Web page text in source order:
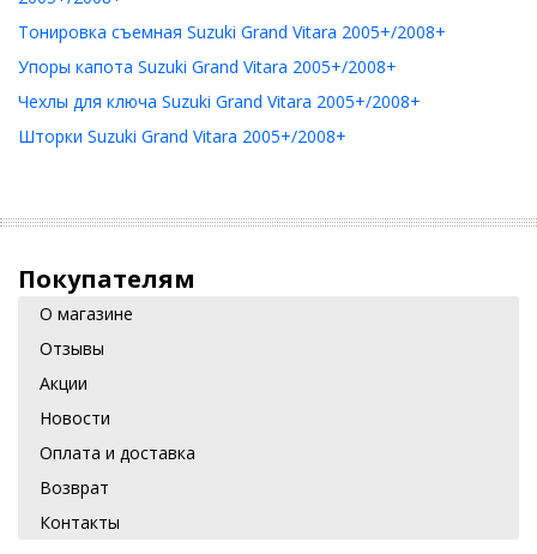
Тонировка съемная Suzuki Grand Vitara 2005+/2008+
Упоры капота Suzuki Grand Vitara 2005+/2008+
Чехлы для ключа Suzuki Grand Vitara 2005+/2008+
Шторки Suzuki Grand Vitara 2005+/2008+
Покупателям
О магазине
Отзывы
Акции
Новости
Оплата и доставка
Возврат
Контакты